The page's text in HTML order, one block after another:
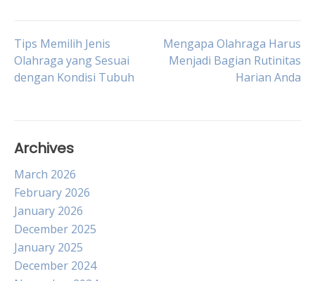
Post
navigation
Tips Memilih Jenis
Olahraga yang Sesuai
dengan Kondisi Tubuh
Mengapa Olahraga Harus
Menjadi Bagian Rutinitas
Harian Anda
Archives
March 2026
February 2026
January 2026
December 2025
January 2025
December 2024